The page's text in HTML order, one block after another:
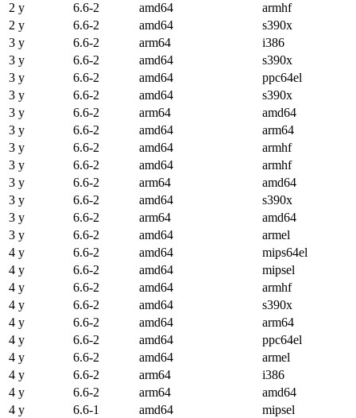
2 y
6.6-2 amd64
armhf
2 y
6.6-2 amd64
s390x
3 y
6.6-2 arm64
i386
3 y
6.6-2 amd64
s390x
3 y
6.6-2 amd64
ppc64el
3 y
6.6-2 amd64
s390x
3 y
6.6-2 arm64
amd64
3 y
6.6-2 amd64
arm64
3 y
6.6-2 amd64
armhf
3 y
6.6-2 amd64
armhf
3 y
6.6-2 arm64
amd64
3 y
6.6-2 amd64
s390x
3 y
6.6-2 arm64
amd64
3 y
6.6-2 amd64
armel
4 y
6.6-2 amd64
mips64el
4 y
6.6-2 amd64
mipsel
4 y
6.6-2 amd64
armhf
4 y
6.6-2 amd64
s390x
4 y
6.6-2 amd64
arm64
4 y
6.6-2 amd64
ppc64el
4 y
6.6-2 amd64
armel
4 y
6.6-2 arm64
i386
4 y
6.6-2 arm64
amd64
4 y
6.6-1 amd64
mipsel